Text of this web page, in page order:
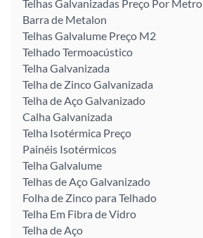
Telhas Galvanizadas Preço Por Metro
Barra de Metalon
Telhas Galvalume Preço M2
Telhado Termoacústico
Telha Galvanizada
Telha de Zinco Galvanizada
Telha de Aço Galvanizado
Calha Galvanizada
Telha Isotérmica Preço
Painéis Isotérmicos
Telha Galvalume
Telhas de Aço Galvanizado
Folha de Zinco para Telhado
Telha Em Fibra de Vidro
Telha de Aço